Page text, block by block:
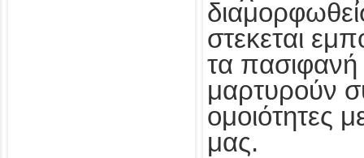
στεκεται
τα πασιφανή
μαρτυρούν
ομοιότητες
μας.